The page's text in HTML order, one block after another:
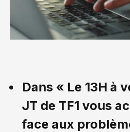
Dans « Le 13H à
JT de TF1 vous
face aux